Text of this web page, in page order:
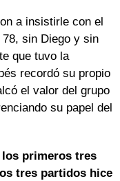
a insistirle con el
78, sin Diego y sin
que tuvo la
recordó su propio
el valor del grupo
su papel del
los primeros tres
tres partidos hice